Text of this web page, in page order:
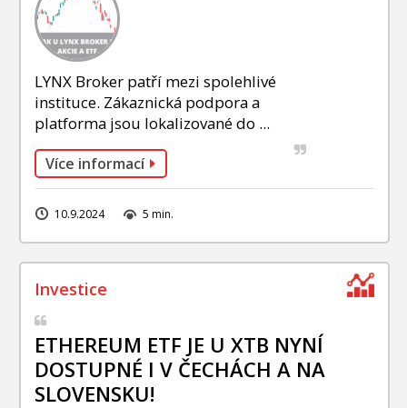
LYNX Broker patří mezi spolehlivé
instituce. Zákaznická podpora a
platforma jsou lokalizované do ...
Více informací
10.9.2024 5 min.
ETHEREUM ETF JE U XTB NYNÍ
DOSTUPNÉ I V ČECHÁCH A NA
SLOVENSKU!